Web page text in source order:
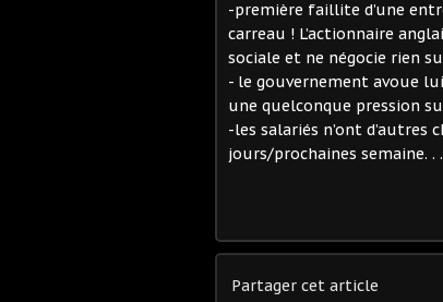
-première faillite d’une
carreau ! L’actionnaire
sociale et ne négocie rien
- le gouvernement avoue
une quelconque pression
-les salariés n’ont d’autres
jours/prochaines semaine. . .
Partager cet article